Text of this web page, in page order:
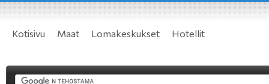
Kotisivu Maat Lomakeskukset Hotellit